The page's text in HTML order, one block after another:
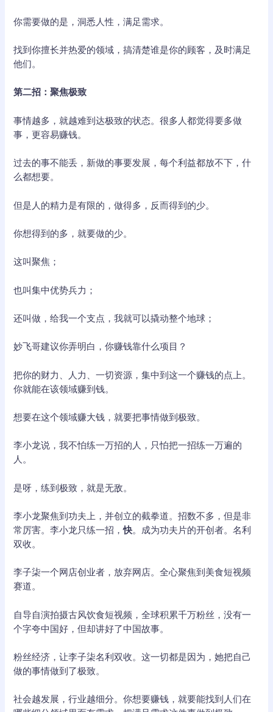
你需要做的是，洞悉人性，满足需求。
找到你擅长并热爱的领域，搞清楚谁是你的顾客，及时满足
他们。
第二招：聚焦极致
事情越多，就越难到达极致的状态。很多人都觉得要多做
事，更容易赚钱。
过去的事不能丢，新做的事要发展，每个利益都放不下，什
么都想要。
但是人的精力是有限的，做得多，反而得到的少。
你想得到的多，就要做的少。
这叫聚焦；
也叫集中优势兵力；
还叫做，给我一个支点，我就可以撬动整个地球；
妙飞哥建议你弄明白，你赚钱靠什么项目？
把你的财力、人力、一切资源，集中到这一个赚钱的点上。
你就能在该领域赚到钱。
想要在这个领域赚大钱，就要把事情做到极致。
李小龙说，我不怕练一万招的人，只怕把一招练一万遍的
人。
是呀，练到极致，就是无敌。
李小龙聚焦到功夫上，并创立的截拳道。招数不多，但是非
常厉害。李小龙只练一招，快。成为功夫片的开创者。名利
双收。
李子柒一个网店创业者，放弃网店。全心聚焦到美食短视频
赛道。
自导自演拍摄古风饮食短视频，全球积累千万粉丝，没有一
个字夸中国好，但却讲好了中国故事。
粉丝经济，让李子柒名利双收。这一切都是因为，她把自己
做的事情做到了极致。
社会越发展，行业越细分。你想要赚钱，就要能找到人们在